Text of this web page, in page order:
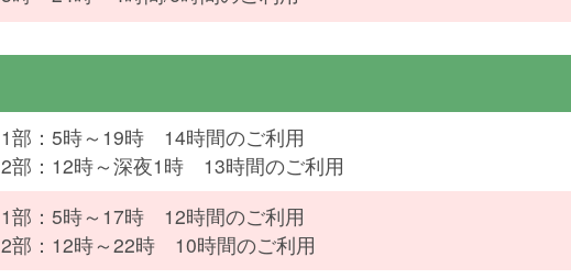
1部：5時～19時 14時間のご利用
2部：12時～深夜1時 13時間のご利用
1部：5時～17時 12時間のご利用
2部：12時～22時 10時間のご利用